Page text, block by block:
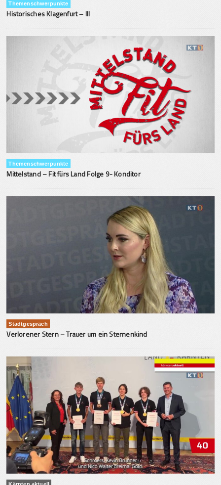
Themenschwerpunkte
Historisches Klagenfurt – III
Themenschwerpunkte
Mittelstand – Fit fürs Land Folge 9- Konditor
Stadtgespräch
Verlorener Stern – Trauer um ein Sternenkind